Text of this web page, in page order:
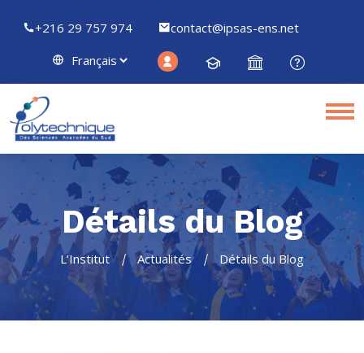
+216 29 757 974 contact@ipsas-ens.net
Détails du Blog
L’Institut Actualités Détails du Blog